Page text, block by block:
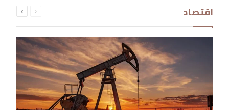
اقتصاد الصفحةالصفحة